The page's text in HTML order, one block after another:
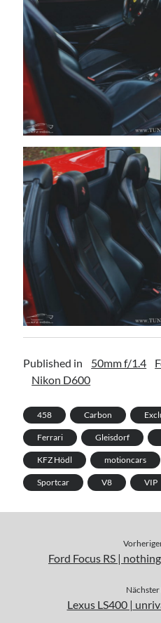
Published in 50mm f/1.4
Nikon D600
458 Carbon
Ferrari Gleisdorf
KFZ Hödl motioncars
Sportcar V8 VIP
Ford Focus RS |
Lexus LS400 |